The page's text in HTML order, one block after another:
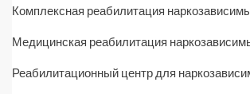
Комплексная реабилитация
Медицинская реабилитация
Реабилитационный центр для